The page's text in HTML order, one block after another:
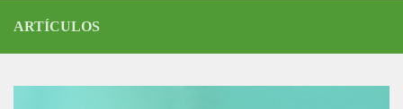
ARTÍCULOS